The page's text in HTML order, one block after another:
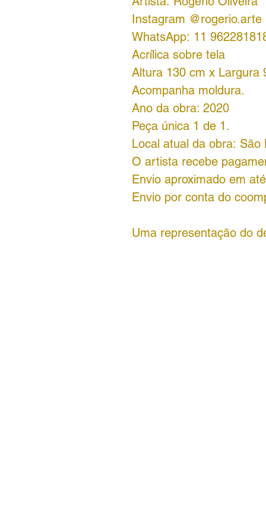
Instagram @rogerio.arte
WhatsApp: 11
Acrílica sobre tela
Altura 130 cm x Largura
Acompanha moldura.
Ano da obra: 2020
Peça única 1 de 1.
Local atual da obra:
O artista recebe
Envio aproximado em
Envio por conta do
Uma representação do